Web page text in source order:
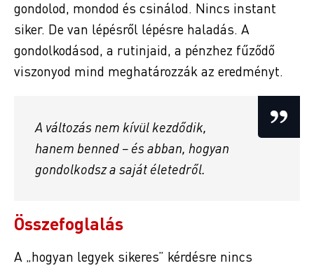
gondolod, mondod és csinálod. Nincs instant
siker. De van lépésről lépésre haladás. A
gondolkodásod, a rutinjaid, a pénzhez fűződő
viszonyod mind meghatározzák az eredményt.
A változás nem kívül kezdődik,
hanem benned – és abban, hogyan
gondolkodsz a saját életedről.
Összefoglalás
A „hogyan legyek sikeres” kérdésre nincs